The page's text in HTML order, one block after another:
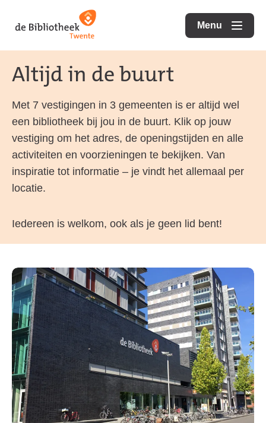
direct
content
direct
footer
naar
de
homepagina
Menu
openen
Altijd in de buurt
Met 7 vestigingen in 3 gemeenten is er altijd wel
een bibliotheek bij jou in de buurt. Klik op jouw
vestiging om het adres, de openingstijden en alle
activiteiten en voorzieningen te bekijken. Van
inspiratie tot informatie – je vindt het allemaal per
locatie.
Iedereen is welkom, ook als je geen lid bent!